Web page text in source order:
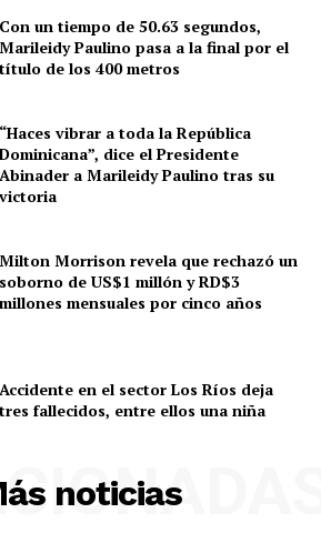
Con un tiempo de 50.63 segundos,
Marileidy Paulino pasa a la final por el
título de los 400 metros
“Haces vibrar a toda la República
Dominicana”, dice el Presidente
Abinader a Marileidy Paulino tras su
victoria
Milton Morrison revela que rechazó un
soborno de US$1 millón y RD$3
millones mensuales por cinco años
Accidente en el sector Los Ríos deja
tres fallecidos, entre ellos una niña
noticias